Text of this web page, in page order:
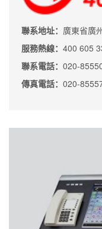
聯系地址： 廣東省廣
服務熱線： 400 605
聯系電話： 020-
傳真電話： 020-